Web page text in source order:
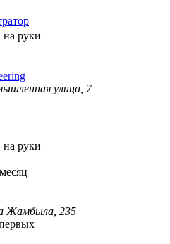
на руки
улица, 7
на руки
Жамбыла, 235